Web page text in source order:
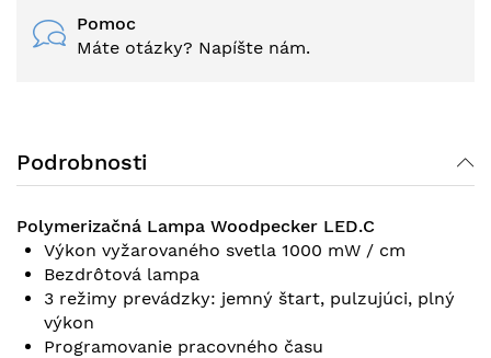
Pomoc
Máte otázky? Napíšte nám.
Podrobnosti
Polymerizačná Lampa Woodpecker LED.C
Výkon vyžarovaného svetla 1000 mW / cm
Bezdrôtová lampa
3 režimy prevádzky: jemný štart, pulzujúci, plný
výkon
Programovanie pracovného času